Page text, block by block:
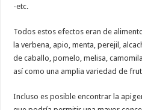
-etc.
Todos estos efectos eran de
la verbena, apio, menta, perejil,
de caballo, pomelo, melisa,
así como una amplia variedad de
Incluso es posible encontrar la